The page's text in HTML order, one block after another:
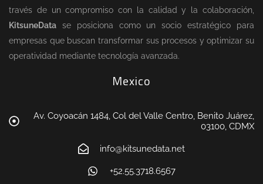
través de un compromiso con la calidad y la colaboración,
KitsuneData se posiciona como un socio estratégico para
empresas que buscan transformar sus procesos y optimizar su
operatividad mediante tecnología avanzada.
Mexico
Av. Coyoacán 1484, Col del Valle Centro, Benito Juárez,
03100, CDMX
info@kitsunedata.net
+52.55.3718.6567